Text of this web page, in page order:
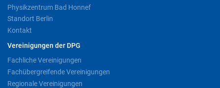
Physikzentrum Bad Honnef
Standort Berlin
Kontakt
Vereinigungen der DPG
Fachliche Vereinigungen
Fachübergreifende Vereinigungen
Regionale Vereinigungen